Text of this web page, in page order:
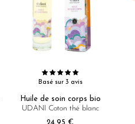
Basé sur 3 avis
Huile de soin corps bio
UDANI Coton thé blanc